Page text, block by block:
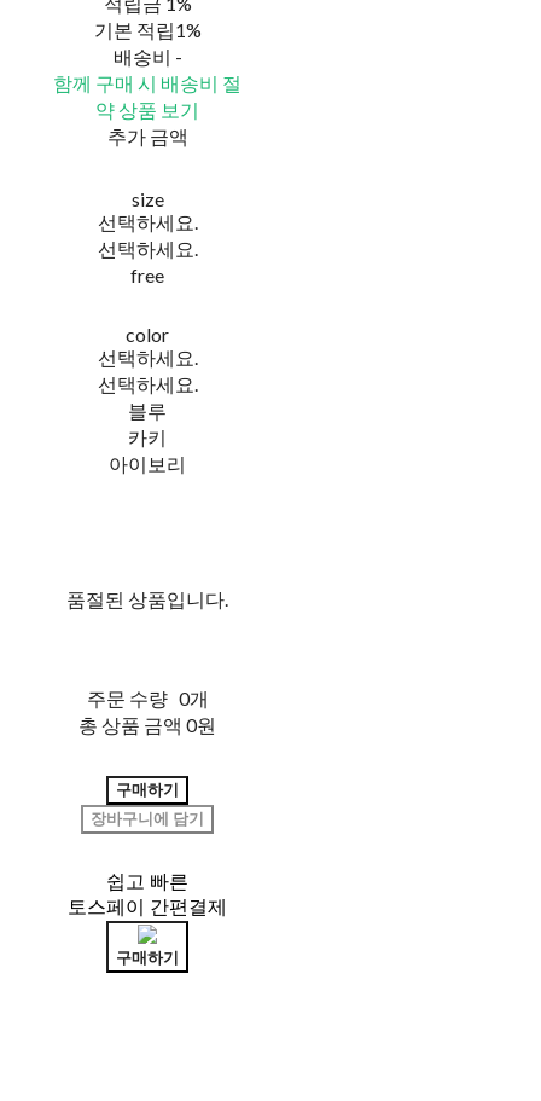
기본 적립1%
배송비 -
함께 구매 시 배송비 절
약 상품 보기
추가 금액
size
선택하세요.
선택하세요.
free
color
선택하세요.
선택하세요.
블루
카키
아이보리
품절된 상품입니다.
주문 수량 0개
총 상품 금액 0원
구매하기
장바구니에 담기
쉽고 빠른
토스페이 간편결제
구매하기